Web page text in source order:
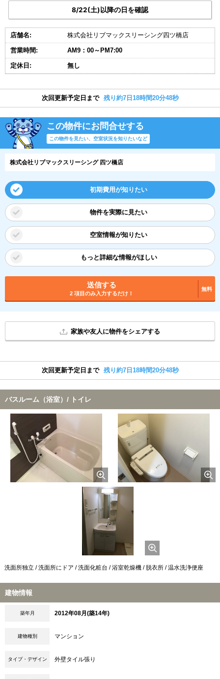
8/22(土)以降の日を確認
店舗名: 株式会社リブマックスリーシング四ツ橋店
営業時間: AM9：00～PM7:00
定休日: 無し
次回更新予定日まで 残り約7日18時間20分47秒
この物件にお問合せする
この物件を見たい、空室状況を知りたいなど
株式会社リブマックスリーシング 四ツ橋店
初期費用が知りたい
物件を実際に見たい
空室情報が知りたい
もっと詳細な情報がほしい
送信する
2 項目のみ入力するだけ！
無料
家族や友人に物件をシェアする
次回更新予定日まで 残り約7日18時間20分47秒
バスルーム（浴室）/ トイレ
洗面所独立 / 洗面所にドア / 洗面化粧台 / 浴室乾燥機 / 脱衣所 / 温水洗浄便座
建物情報
築年月 2012年08月(築14年)
建物種別 マンション
タイプ・デザイン 外壁タイル張り